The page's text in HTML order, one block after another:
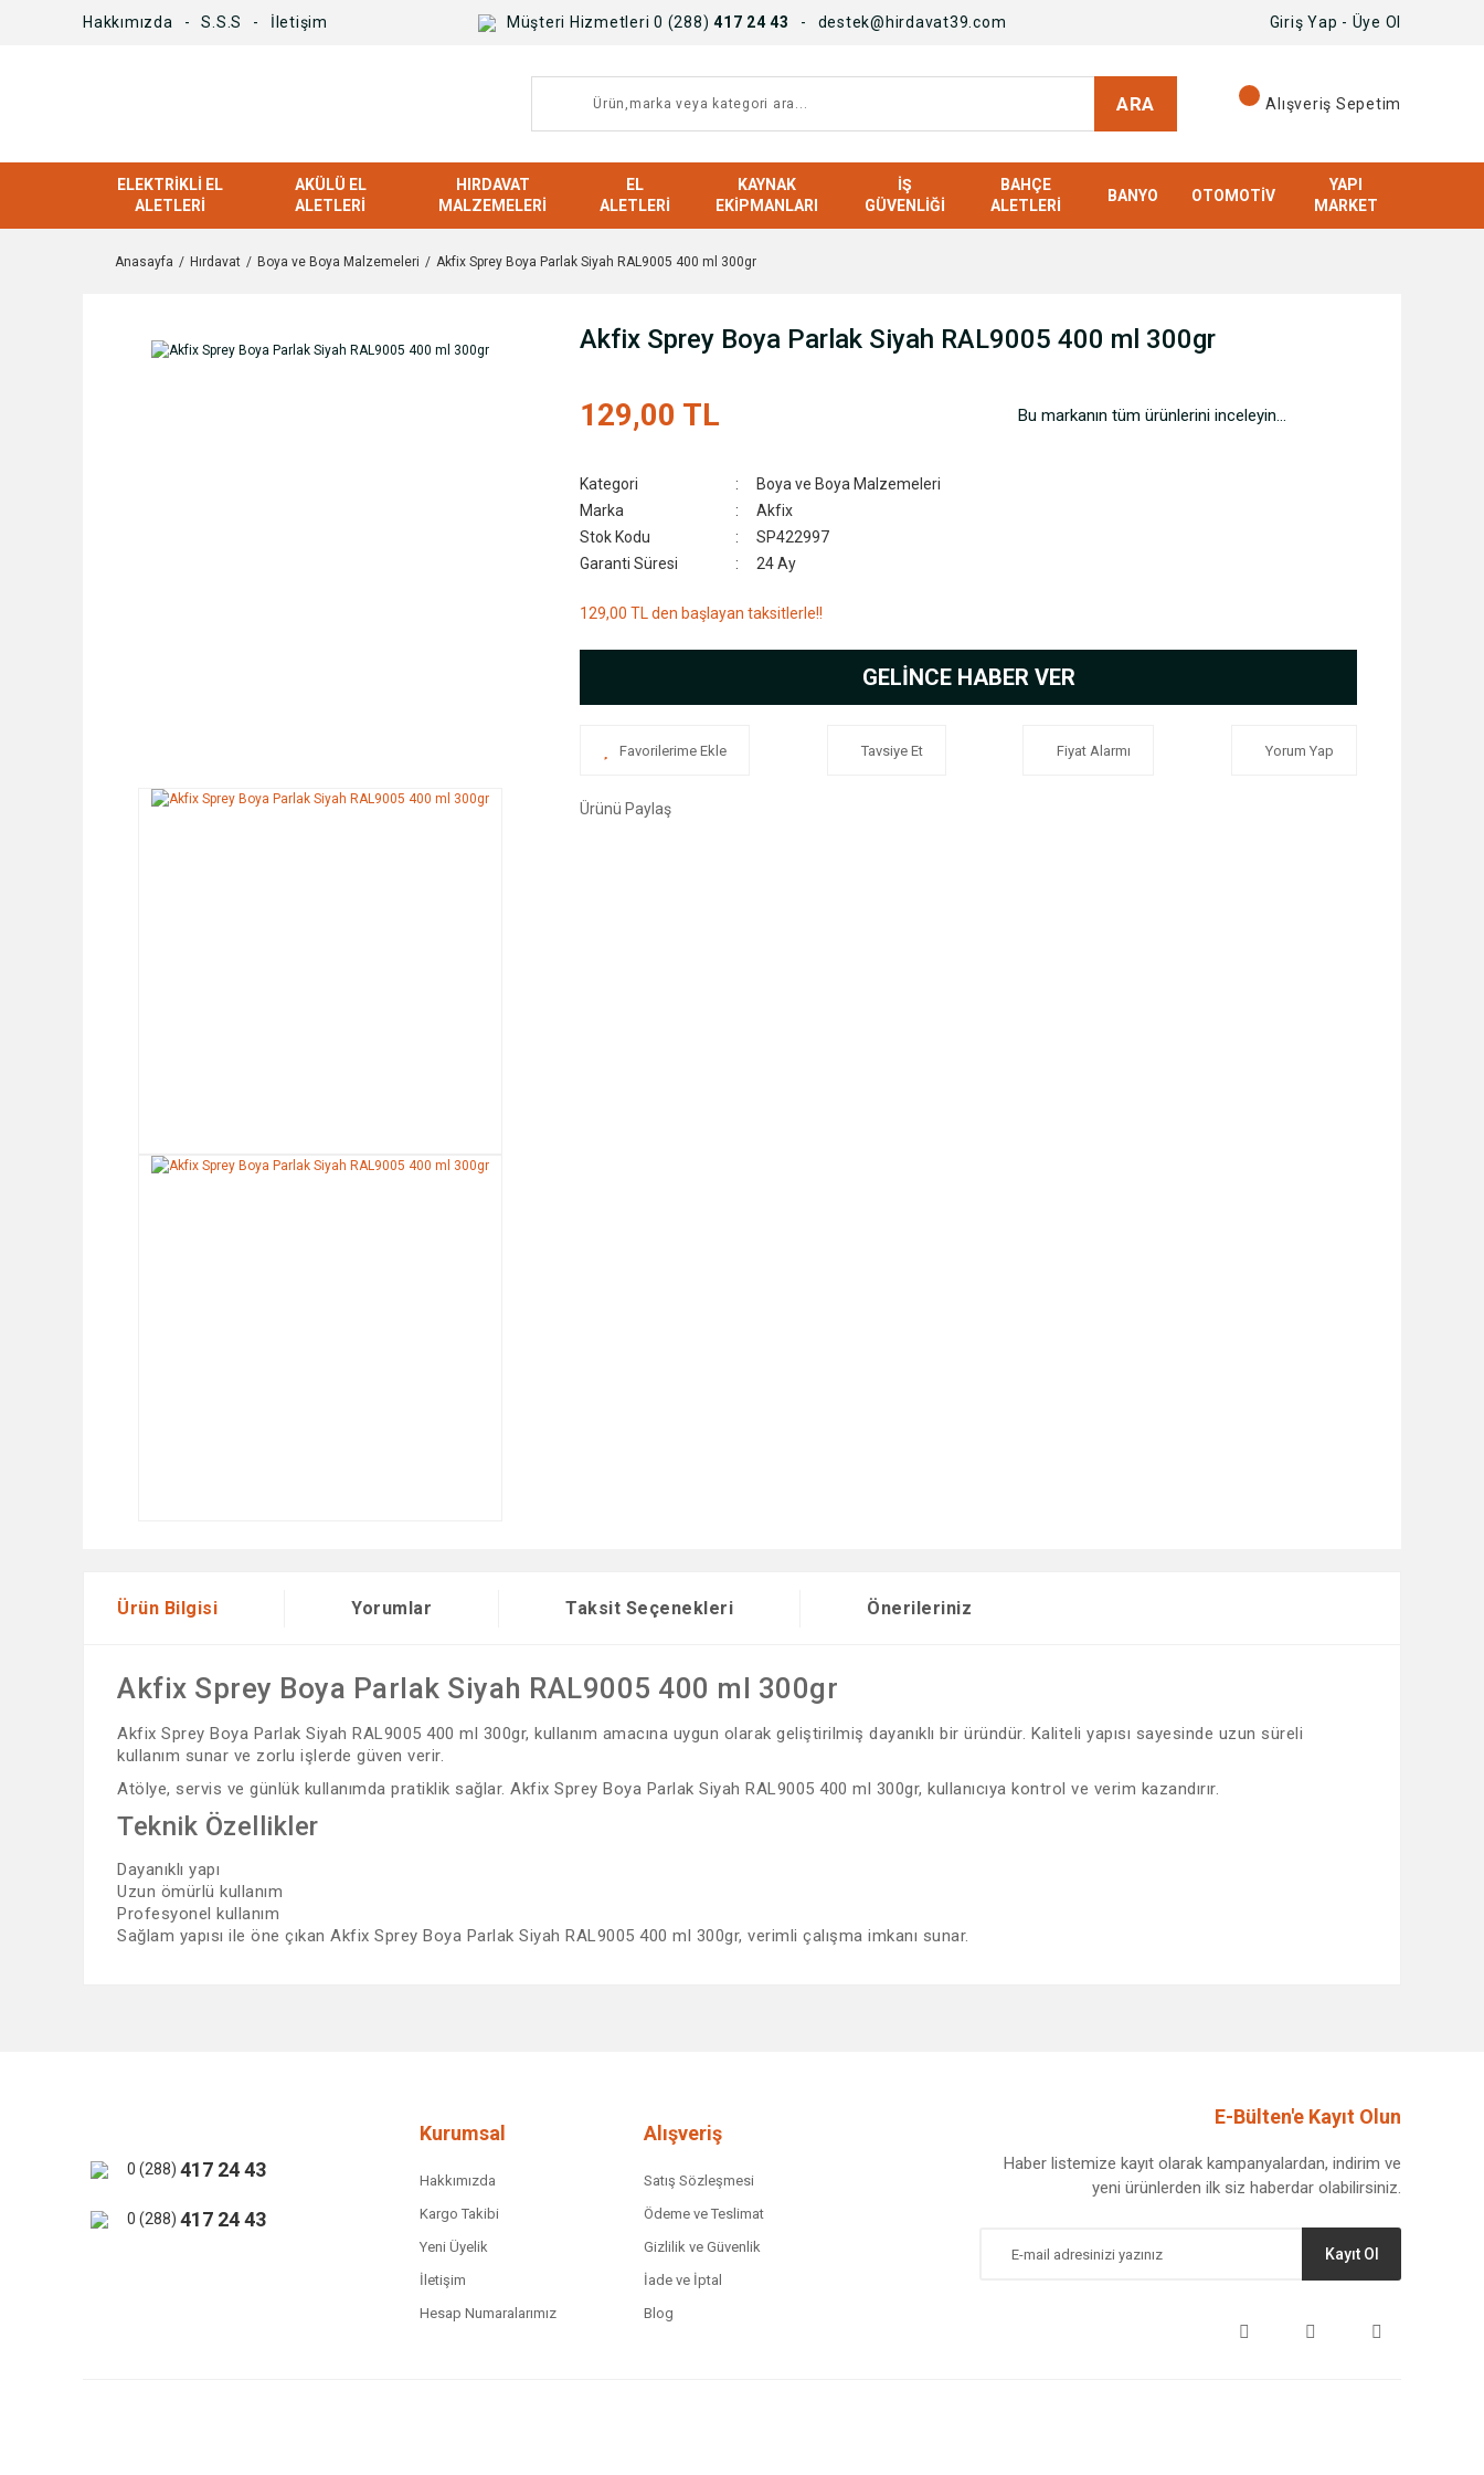
Hakkımızda S.S.S İletişim Müşteri Hizmetleri 0 (288) 417 24 43 destek@hirdavat39.com Giriş Yap - Üye Ol
ARA Alışveriş Sepetim
ELEKTRIKLI EL
ALETLERI
AKÜLÜ EL
ALETLERI
HIRDAVAT
MALZEMELERI
EL
ALETLERI
KAYNAK
EKIPMANLARI
İŞ
GÜVENLIĞI
BAHÇE
ALETLERI
BANYO OTOMOTIV
YAPI
MARKET
Anasayfa Hırdavat Boya ve Boya Malzemeleri Akfix Sprey Boya Parlak Siyah RAL9005 400 ml 300gr
Akfix Sprey Boya Parlak Siyah RAL9005 400 ml 300gr
129,00 TL Bu markanın tüm ürünlerini inceleyin...
Kategori
Boya ve Boya Malzemeleri
Marka
Akfix
Stok Kodu
SP422997
Garanti Süresi
24 Ay
129,00 TL den başlayan taksitlerle!!
GELİNCE HABER VER
Tavsiye Et Fiyat Alarmı Yorum Yap
Ürünü Paylaş
Ürün Bilgisi Yorumlar Taksit Seçenekleri Önerileriniz
Akfix Sprey Boya Parlak Siyah RAL9005 400 ml 300gr
Akfix Sprey Boya Parlak Siyah RAL9005 400 ml 300gr, kullanım amacına uygun olarak geliştirilmiş dayanıklı bir üründür. Kaliteli yapısı sayesinde uzun süreli
kullanım sunar ve zorlu işlerde güven verir.
Atölye, servis ve günlük kullanımda pratiklik sağlar. Akfix Sprey Boya Parlak Siyah RAL9005 400 ml 300gr, kullanıcıya kontrol ve verim kazandırır.
Teknik Özellikler
Dayanıklı yapı
Uzun ömürlü kullanım
Profesyonel kullanım
Sağlam yapısı ile öne çıkan Akfix Sprey Boya Parlak Siyah RAL9005 400 ml 300gr, verimli çalışma imkanı sunar.
Bu ürüne benzer farklı alternatifler olmalı.
0 (288) 417 24 43
0 (288) 417 24 43
Kurumsal
Hakkımızda
Kargo Takibi
Yeni Üyelik
İletişim
Hesap Numaralarımız
Alışveriş
Satış Sözleşmesi
Ödeme ve Teslimat
Gizlilik ve Güvenlik
İade ve İptal
Blog
E-Bülten'e Kayıt Olun
Haber listemize kayıt olarak kampanyalardan, indirim ve
yeni ürünlerden ilk siz haberdar olabilirsiniz.
Kayıt Ol